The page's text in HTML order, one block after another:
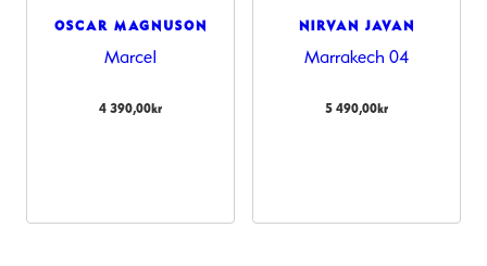
OSCAR MAGNUSON
Marcel
4 390,00kr
NIRVAN JAVAN
Marrakech 04
5 490,00kr